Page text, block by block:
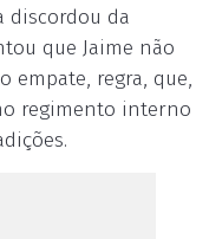
discordou da
que Jaime não
empate, regra, que,
regimento interno